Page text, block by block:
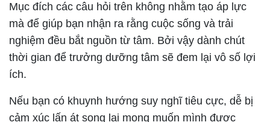
Mục đích các câu hỏi trên không nhằm tạo áp lực
mà để giúp bạn nhận ra rằng cuộc sống và trải
nghiệm đều bắt nguồn từ tâm. Bởi vậy dành chút
thời gian để trưởng dưỡng tâm sẽ đem lại vô số lợi
ích.
Nếu bạn có khuynh hướng suy nghĩ tiêu cực, dễ bị
cảm xúc lấn át song lại mong muốn mình được